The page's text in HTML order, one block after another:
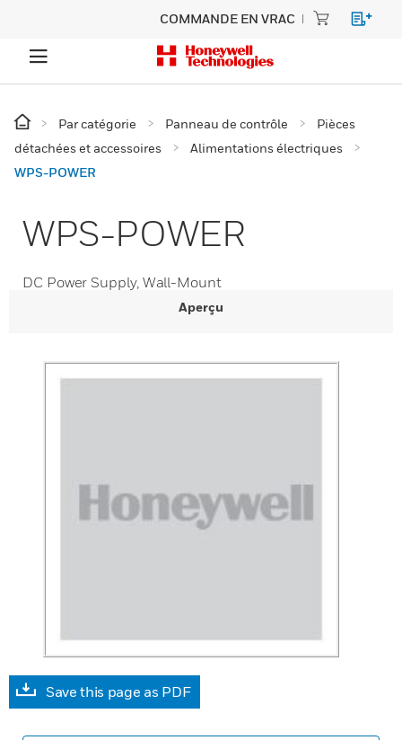
COMMANDE EN VRAC
Par catégorie Panneau de contrôle
Pièces
détachées et accessoires
Alimentations électriques
WPS-POWER
WPS-POWER
DC Power Supply, Wall-Mount
Aperçu
Save this page as PDF